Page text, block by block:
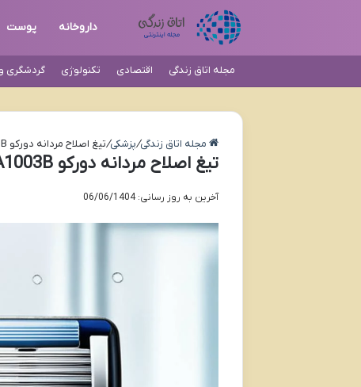
داروخانه پوست
مجله اتاق زندگی اقتصادی تکنولوژی گردشگری و
مجله اتاق زندگی/پزشکی/تیغ اصلاح مردانه دورکو PACE6 SXA1003B | تمام ویژگی های کلیدی
تیغ اصلاح مردانه دورکو PACE6 SXA1003B | تمام ویژگی های کلیدی
آخرین به روز رسانی: 06/06/1404